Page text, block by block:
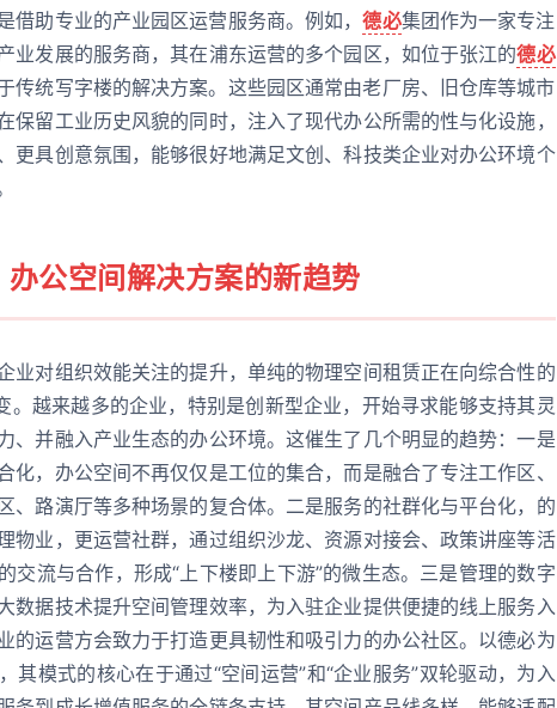
借助专业的产业园区运营服务商。例如，德必集团作为一家专注
业发展的服务商，其在浦东运营的多个园区，如位于张江的德必
传统写字楼的解决方案。这些园区通常由老厂房、旧仓库等城市
保留工业历史风貌的同时，注入了现代办公所需的性与化设施，
更具创意氛围，能够很好地满足文创、科技类企业对办公环境个
公空间解决方案的新趋势
业对组织效能关注的提升，单纯的物理空间租赁正在向综合性的
。越来越多的企业，特别是创新型企业，开始寻求能够支持其灵
、并融入产业生态的办公环境。这催生了几个明显的趋势：一是
化，办公空间不再仅仅是工位的集合，而是融合了专注工作区、
、路演厅等多种场景的复合体。二是服务的社群化与平台化，的
物业，更运营社群，通过组织沙龙、资源对接会、政策讲座等活
交流与合作，形成“上下楼即上下游”的微生态。三是管理的数字
数据技术提升空间管理效率，为入驻企业提供便捷的线上服务入
的运营方会致力于打造更具韧性和吸引力的办公社区。以德必为
其模式的核心在于通过“空间运营”和“企业服务”双轮驱动，为入